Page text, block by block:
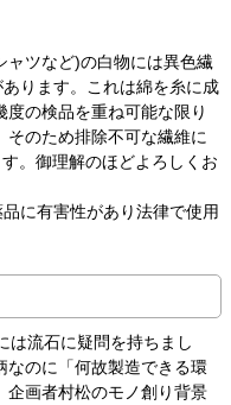
ツなど)の白物には異色繊
ります。これは綿を糸に成
の検品を重ね可能な限り
のため排除不可な繊維に
。御理解のほどよろしくお
に有害性があり法律で使用
は流石に疑問を持ちまし
なのに「何故製造できる環
企画者村松のモノ創り背景